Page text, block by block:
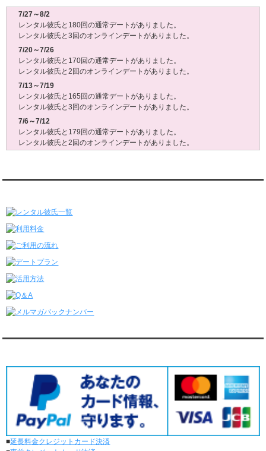
7/27～8/2
レンタル彼氏と180回の通常デートがありました。
レンタル彼氏と3回のオンラインデートがありました。
7/20～7/26
レンタル彼氏と170回の通常デートがありました。
レンタル彼氏と2回のオンラインデートがありました。
7/13～7/19
レンタル彼氏と165回の通常デートがありました。
レンタル彼氏と3回のオンラインデートがありました。
7/6～7/12
レンタル彼氏と179回の通常デートがありました。
レンタル彼氏と2回のオンラインデートがありました。
レンタル彼氏と3回のオンラインデートがありました。
レンタル彼氏と2回のオンラインデートがありました。
6/15～6/21
レンタル彼氏と4回のオンラインデートがありました。
6/8～6/14
レンタル彼氏と161回の通常デートがありました。
レンタル彼氏と3回のオンラインデートがありました。
6/1～6/7
レンタル彼氏と165回の通常デートがありました。
5/18～5/24
レンタル彼氏と153回の通常デートがありました。
レンタル彼氏と1回のオンラインデートがありました。
5/11～5/17
レンタル彼氏と164回の通常デートがありました。
レンタル彼氏と2回のオンラインデートがありました。
5/4～5/10
■延長料金クレジットカード決済